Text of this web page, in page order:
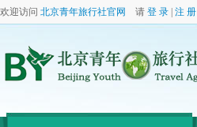
欢迎访问 北京青年旅行社官网 请 登 录 注 册